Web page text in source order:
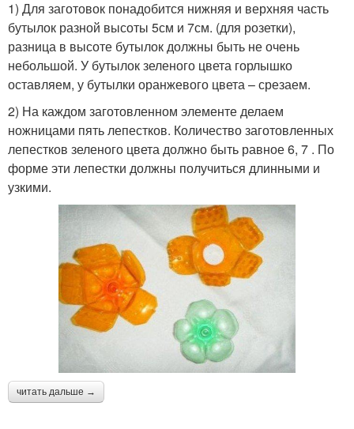
1) Для заготовок понадобится нижняя и верхняя часть
бутылок разной высоты 5см и 7см. (для розетки),
разница в высоте бутылок должны быть не очень
небольшой. У бутылок зеленого цвета горлышко
оставляем, у бутылки оранжевого цвета – срезаем.
2) На каждом заготовленном элементе делаем
ножницами пять лепестков. Количество заготовленных
лепестков зеленого цвета должно быть равное 6, 7 . По
форме эти лепестки должны получиться длинными и
узкими.
читать дальше →